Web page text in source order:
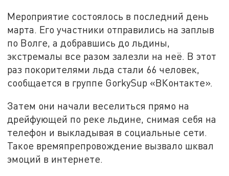
Мероприятие состоялось в последний день
марта. Его участники отправились на заплыв
по Волге, а добравшись до льдины,
экстремалы все разом залезли на неё. В этот
раз покорителями льда стали 66 человек,
сообщается в группе GorkySup «ВКонтакте».
Затем они начали веселиться прямо на
дрейфующей по реке льдине, снимая себя на
телефон и выкладывая в социальные сети.
Такое времяпрепровождение вызвало шквал
эмоций в интернете.